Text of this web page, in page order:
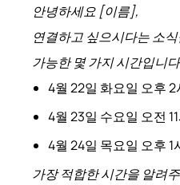
안녕하세요 [이름],
연결하고 싶으시다는 소
가능한 몇 가지 시간입니
4월 22일 화요일 오후
4월 23일 수요일 오전
4월 24일 목요일 오후 1
가장 적합한 시간을 알려